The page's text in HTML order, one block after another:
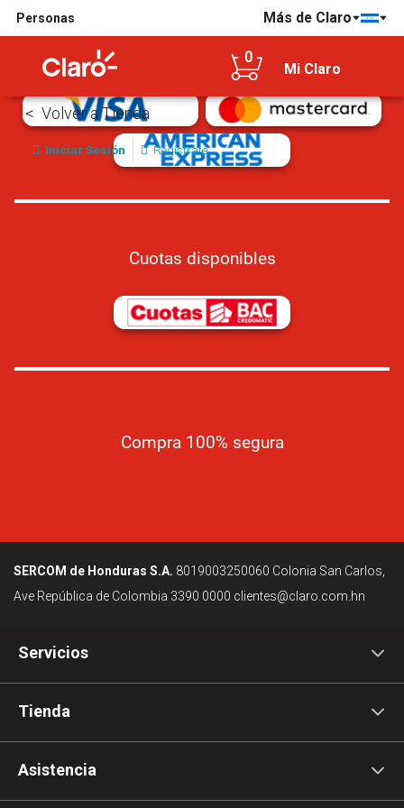
Personas Más de Claro
0
Mi Claro
Volver a Tienda
Iniciar Sesión Regístrate
Tarjetas de crédito/débito aceptadas
Cuotas disponibles
Compra 100% segura
SERCOM de Honduras S.A. 8019003250060 Colonia San Carlos,
Ave República de Colombia 3390 0000 clientes@claro.com.hn
Servicios
Tienda
Asistencia